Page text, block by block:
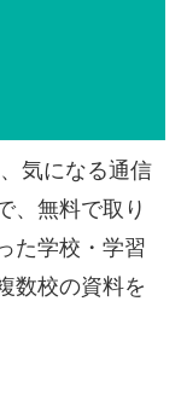
気になる通信
、無料で取り
た学校・学習
数校の資料を